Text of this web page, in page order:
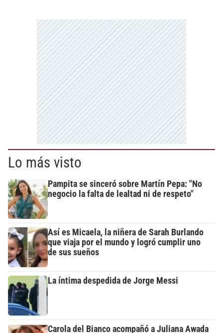
Lo más visto
Pampita se sinceró sobre Martín Pepa: "No
negocio la falta de lealtad ni de respeto"
Así es Micaela, la niñera de Sarah Burlando
que viaja por el mundo y logró cumplir uno
de sus sueños
La íntima despedida de Jorge Messi
Carola del Bianco acompañó a Juliana Awada